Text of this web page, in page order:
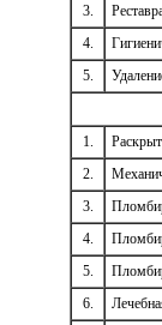
3.
4.
5.
1.
2.
3.
4.
5.
6.